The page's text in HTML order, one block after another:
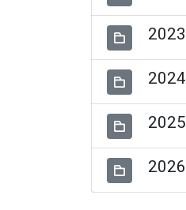
2023
2024
2025
2026